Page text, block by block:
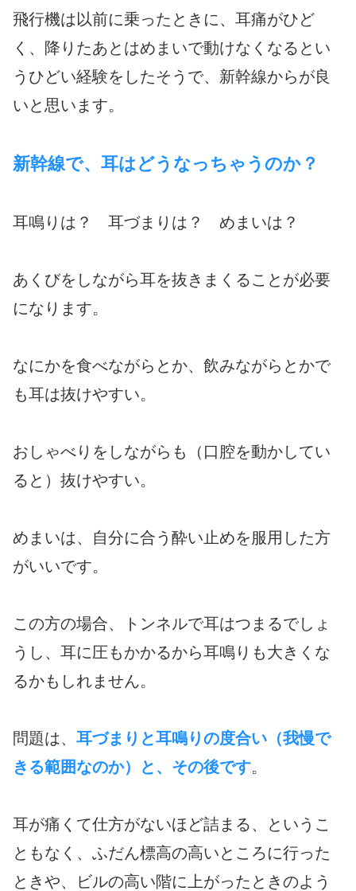
飛行機は以前に乗ったときに、耳痛がひど
く、降りたあとはめまいで動けなくなるとい
うひどい経験をしたそうで、新幹線からが良
いと思います。
新幹線で、耳はどうなっちゃうのか？
耳鳴りは？ 耳づまりは？ めまいは？
あくびをしながら耳を抜きまくることが必要
になります。
なにかを食べながらとか、飲みながらとかで
も耳は抜けやすい。
おしゃべりをしながらも（口腔を動かしてい
ると）抜けやすい。
めまいは、自分に合う酔い止めを服用した方
がいいです。
この方の場合、トンネルで耳はつまるでしょ
うし、耳に圧もかかるから耳鳴りも大きくな
るかもしれません。
問題は、 耳づまりと耳鳴りの度合い（我慢で
きる範囲なのか）と、その後です。
耳が痛くて仕方がないほど詰まる、というこ
ともなく、ふだん標高の高いところに行った
ときや、ビルの高い階に上がったときのよう